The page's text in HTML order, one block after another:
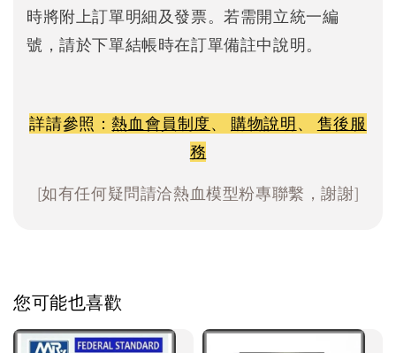
時將附上訂單明細及發票。若需開立統一編
號，請於下單結帳時在訂單備註中說明。
詳請參照：熱血會員制度、 購物說明、 售後服
務
[如有任何疑問請洽熱血模型粉專聯繫，謝謝]
您可能也喜歡